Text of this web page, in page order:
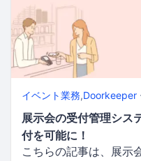
イベント業務,Doorkeeper
展示会の受付管理シス
付を可能に！
こちらの記事は、展示